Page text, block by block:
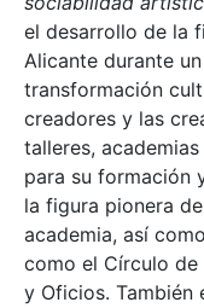
el desarrollo de la
Alicante durante
transformación
creadores y las
talleres,
para su formación
la figura pionera
academia, así
como el Círculo de
y Oficios. También